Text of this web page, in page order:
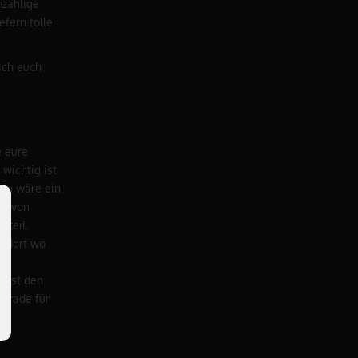
tolle
euch
eure
wichtig ist
wäre ein
von
dort wo
ist den
für